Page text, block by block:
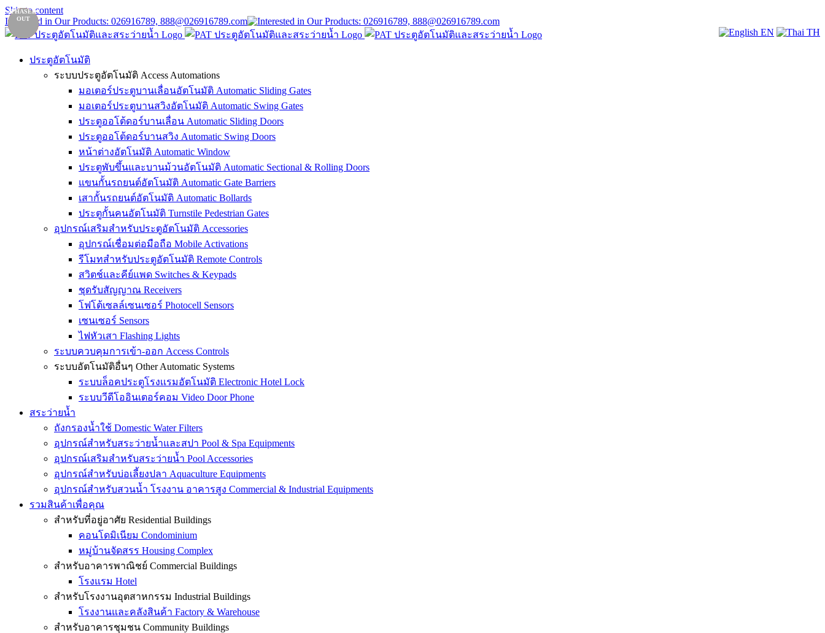
Skip to content
Interested in Our Products: 026916789, 888@026916789.com
EN
TH
ประตูอัตโนมัติ
ระบบประตูอัตโนมัติ Access Automations
มอเตอร์ประตูบานเลื่อนอัตโนมัติ Automatic Sliding Gates
มอเตอร์ประตูบานสวิงอัตโนมัติ Automatic Swing Gates
ประตูออโต้ดอร์บานเลื่อน Automatic Sliding Doors
ประตูออโต้ดอร์บานสวิง Automatic Swing Doors
หน้าต่างอัตโนมัติ Automatic Window
ประตูพับขึ้นและบานม้วนอัตโนมัติ Automatic Sectional & Rolling Doors
แขนกั้นรถยนต์อัตโนมัติ Automatic Gate Barriers
เสากั้นรถยนต์อัตโนมัติ Automatic Bollards
ประตูกั้นคนอัตโนมัติ Turnstile Pedestrian Gates
อุปกรณ์เสริมสำหรับประตูอัตโนมัติ Accessories
อุปกรณ์เชื่อมต่อมือถือ Mobile Activations
รีโมทสำหรับประตูอัตโนมัติ Remote Controls
สวิตช์และคีย์แพด Switches & Keypads
ชุดรับสัญญาณ Receivers
โฟโต้เซลล์เซนเซอร์ Photocell Sensors
เซนเซอร์ Sensors
ไฟหัวเสา Flashing Lights
ระบบควบคุมการเข้า-ออก Access Controls
ระบบอัตโนมัติอื่นๆ Other Automatic Systems
ระบบล็อคประตูโรงเเรมอัตโนมัติ Electronic Hotel Lock
ระบบวีดีโออินเตอร์คอม Video Door Phone
สระว่ายน้ำ
ถังกรองน้ำใช้ Domestic Water Filters
อุปกรณ์สำหรับสระว่ายน้ำและสปา Pool & Spa Equipments
อุปกรณ์เสริมสำหรับสระว่ายน้ำ Pool Accessories
อุปกรณ์สำหรับบ่อเลี้ยงปลา Aquaculture Equipments
อุปกรณ์สำหรับสวนน้ำ โรงงาน อาคารสูง Commercial & Industrial Equipments
รวมสินค้าเพื่อคุณ
สำหรับที่อยู่อาศัย Residential Buildings
คอนโดมิเนียม Condominium
หมู่บ้านจัดสรร Housing Complex
สำหรับอาคารพาณิชย์ Commercial Buildings
โรงแรม Hotel
สำหรับโรงงานอุตสาหกรรม Industrial Buildings
โรงงานและคลังสินค้า Factory & Warehouse
สำหรับอาคารชุมชน Community Buildings
NEW
NEW
PHASED
OUT
PHASED
OUT